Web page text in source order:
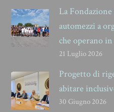
La
automezzi a
che operano
21 Luglio 2026
Progetto di
abitare
30 Giugno 2026